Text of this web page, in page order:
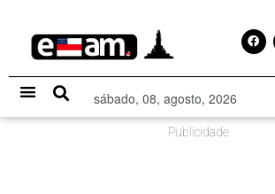
sábado, 08, agosto, 2026
Publicidade